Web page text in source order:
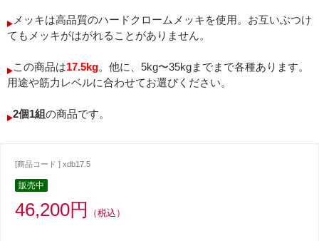
メッキは高品質のハードクロームメッキを使用。お互いぶつけ
てもメッキがはがれることがありません。
この商品は17.5kg。他に、5kg〜35kgまでまで各種あります。
用途や筋力レベルに合わせてお選びください。
2個1組の商品です。
[商品コード ] xdb17.5
販売中
46,200円 （税込）